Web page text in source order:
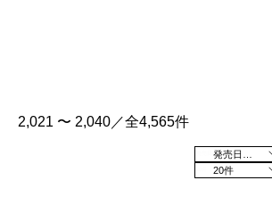
2,021 〜 2,040／全4,565件
20件